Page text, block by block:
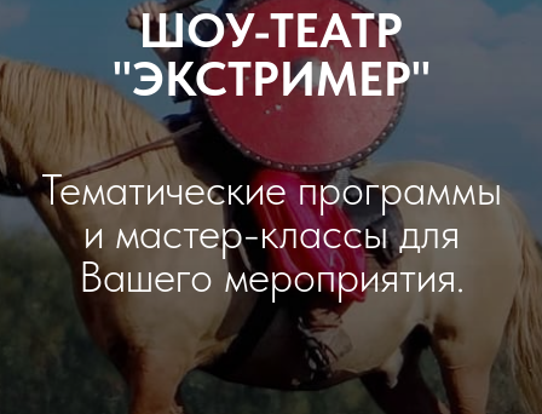
ШОУ-ТЕАТР
"ЭКСТРИМЕР"
Тематические программы
и мастер-классы для
Вашего мероприятия.